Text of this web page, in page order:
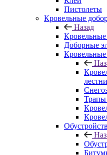
Пистолеты
Кровельные
Назад
Доборные
Трапы